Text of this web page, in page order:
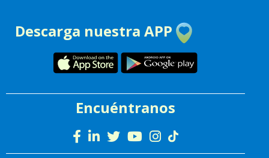
Descarga nuestra APP
Encuéntranos